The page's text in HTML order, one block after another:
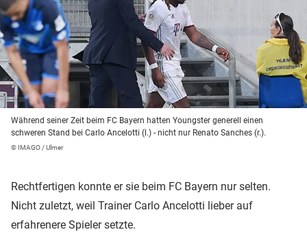
Während seiner Zeit beim FC Bayern hatten Youngster generell einen
schweren Stand bei Carlo Ancelotti (l.) - nicht nur Renato Sanches (r.).
© IMAGO / Ulmer
Rechtfertigen konnte er sie beim FC Bayern nur selten.
Nicht zuletzt, weil Trainer Carlo Ancelotti lieber auf
erfahrenere Spieler setzte.